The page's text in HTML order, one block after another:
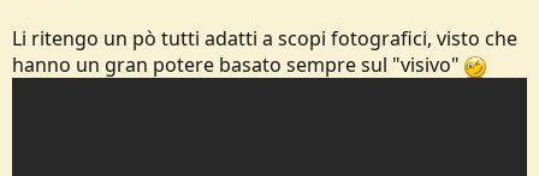
Li ritengo un pò tutti adatti a scopi fotografici, visto che
hanno un gran potere basato sempre sul "visivo"